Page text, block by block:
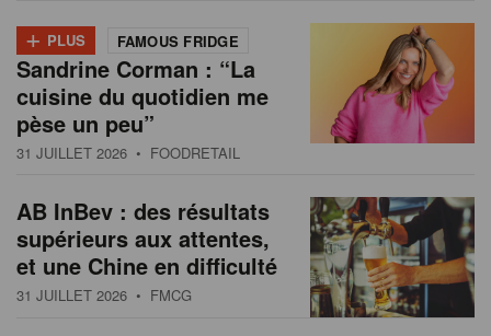
+ PLUS FAMOUS FRIDGE
Sandrine Corman : “La
cuisine du quotidien me
pèse un peu”
31 JUILLET 2026 • FOODRETAIL
AB InBev : des résultats
supérieurs aux attentes,
et une Chine en difficulté
31 JUILLET 2026 • FMCG